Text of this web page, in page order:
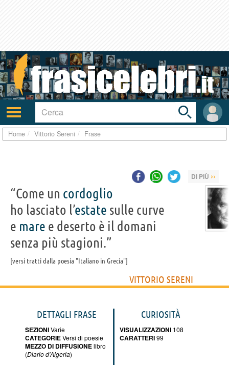
Attiva/disattiva
navigazione
User
area
Toggle
search
bar
Home Vittorio Sereni Frase
DI PIÙ ››
“Come un cordoglio
ho lasciato l’estate sulle curve
e mare e deserto è il domani
senza più stagioni.”
versi tratti dalla poesia "Italiano in Grecia"
VITTORIO SERENI
DETTAGLI FRASE
SEZIONIVarie
CATEGORIEVersi di poesie
MEZZO DI DIFFUSIONElibro
(Diario d'Algeria)
CURIOSITÀ
VISUALIZZAZIONI 108
CARATTERI99